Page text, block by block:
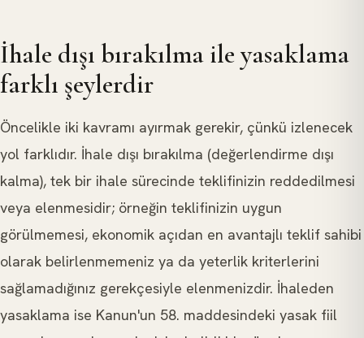
İhale dışı bırakılma ile yasaklama
farklı şeylerdir
Öncelikle iki kavramı ayırmak gerekir, çünkü izlenecek
yol farklıdır. İhale dışı bırakılma (değerlendirme dışı
kalma), tek bir ihale sürecinde teklifinizin reddedilmesi
veya elenmesidir; örneğin teklifinizin uygun
görülmemesi, ekonomik açıdan en avantajlı teklif sahibi
olarak belirlenmemeniz ya da yeterlik kriterlerini
sağlamadığınız gerekçesiyle elenmenizdir. İhaleden
yasaklama ise Kanun'un 58. maddesindeki yasak fiil